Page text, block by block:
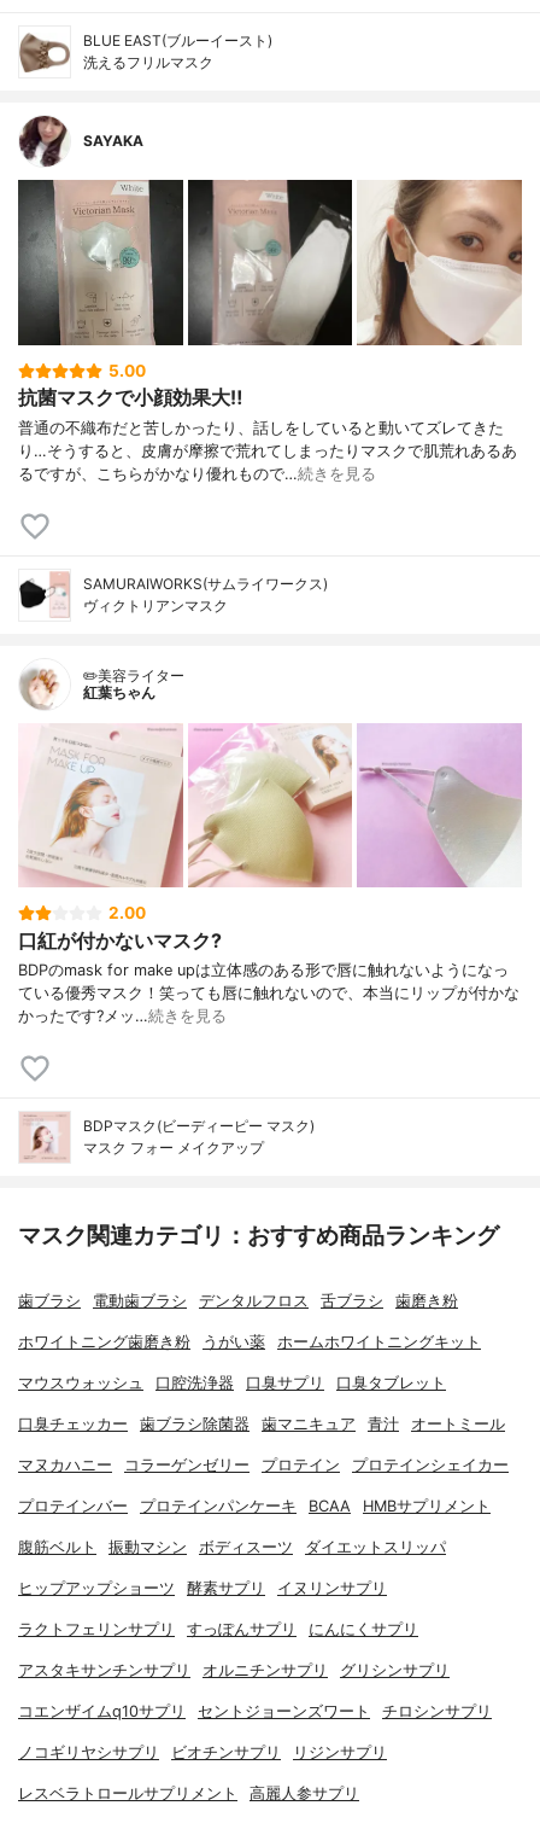
BLUE EAST(ブルーイースト)
洗えるフリルマスク
SAYAKA
5.00
抗菌マスクで小顔効果大‼︎
普通の不織布だと苦しかったり、話しをしていると動いてズレてきた
り…そうすると、皮膚が摩擦で荒れてしまったりマスクで肌荒れあるあ
るですが、こちらがかなり優れもので…続きを見る
SAMURAIWORKS(サムライワークス)
ヴィクトリアンマスク
✏️美容ライター
紅葉ちゃん
2.00
口紅が付かないマスク?
BDPのmask for make upは立体感のある形で唇に触れないようになっ
ている優秀マスク！笑っても唇に触れないので、本当にリップが付かな
かったです?メッ…続きを見る
BDPマスク(ビーディーピー マスク)
マスク フォー メイクアップ
マスク関連カテゴリ：おすすめ商品ランキング
歯ブラシ 電動歯ブラシ デンタルフロス 舌ブラシ 歯磨き粉
ホワイトニング歯磨き粉 うがい薬 ホームホワイトニングキット
マウスウォッシュ 口腔洗浄器 口臭サプリ 口臭タブレット
口臭チェッカー 歯ブラシ除菌器 歯マニキュア 青汁 オートミール
マヌカハニー コラーゲンゼリー プロテイン プロテインシェイカー
プロテインバー プロテインパンケーキ BCAA HMBサプリメント
腹筋ベルト 振動マシン ボディスーツ ダイエットスリッパ
ヒップアップショーツ 酵素サプリ イヌリンサプリ
ラクトフェリンサプリ すっぽんサプリ にんにくサプリ
アスタキサンチンサプリ オルニチンサプリ グリシンサプリ
コエンザイムq10サプリ セントジョーンズワート チロシンサプリ
ノコギリヤシサプリ ビオチンサプリ リジンサプリ
レスベラトロールサプリメント 高麗人参サプリ